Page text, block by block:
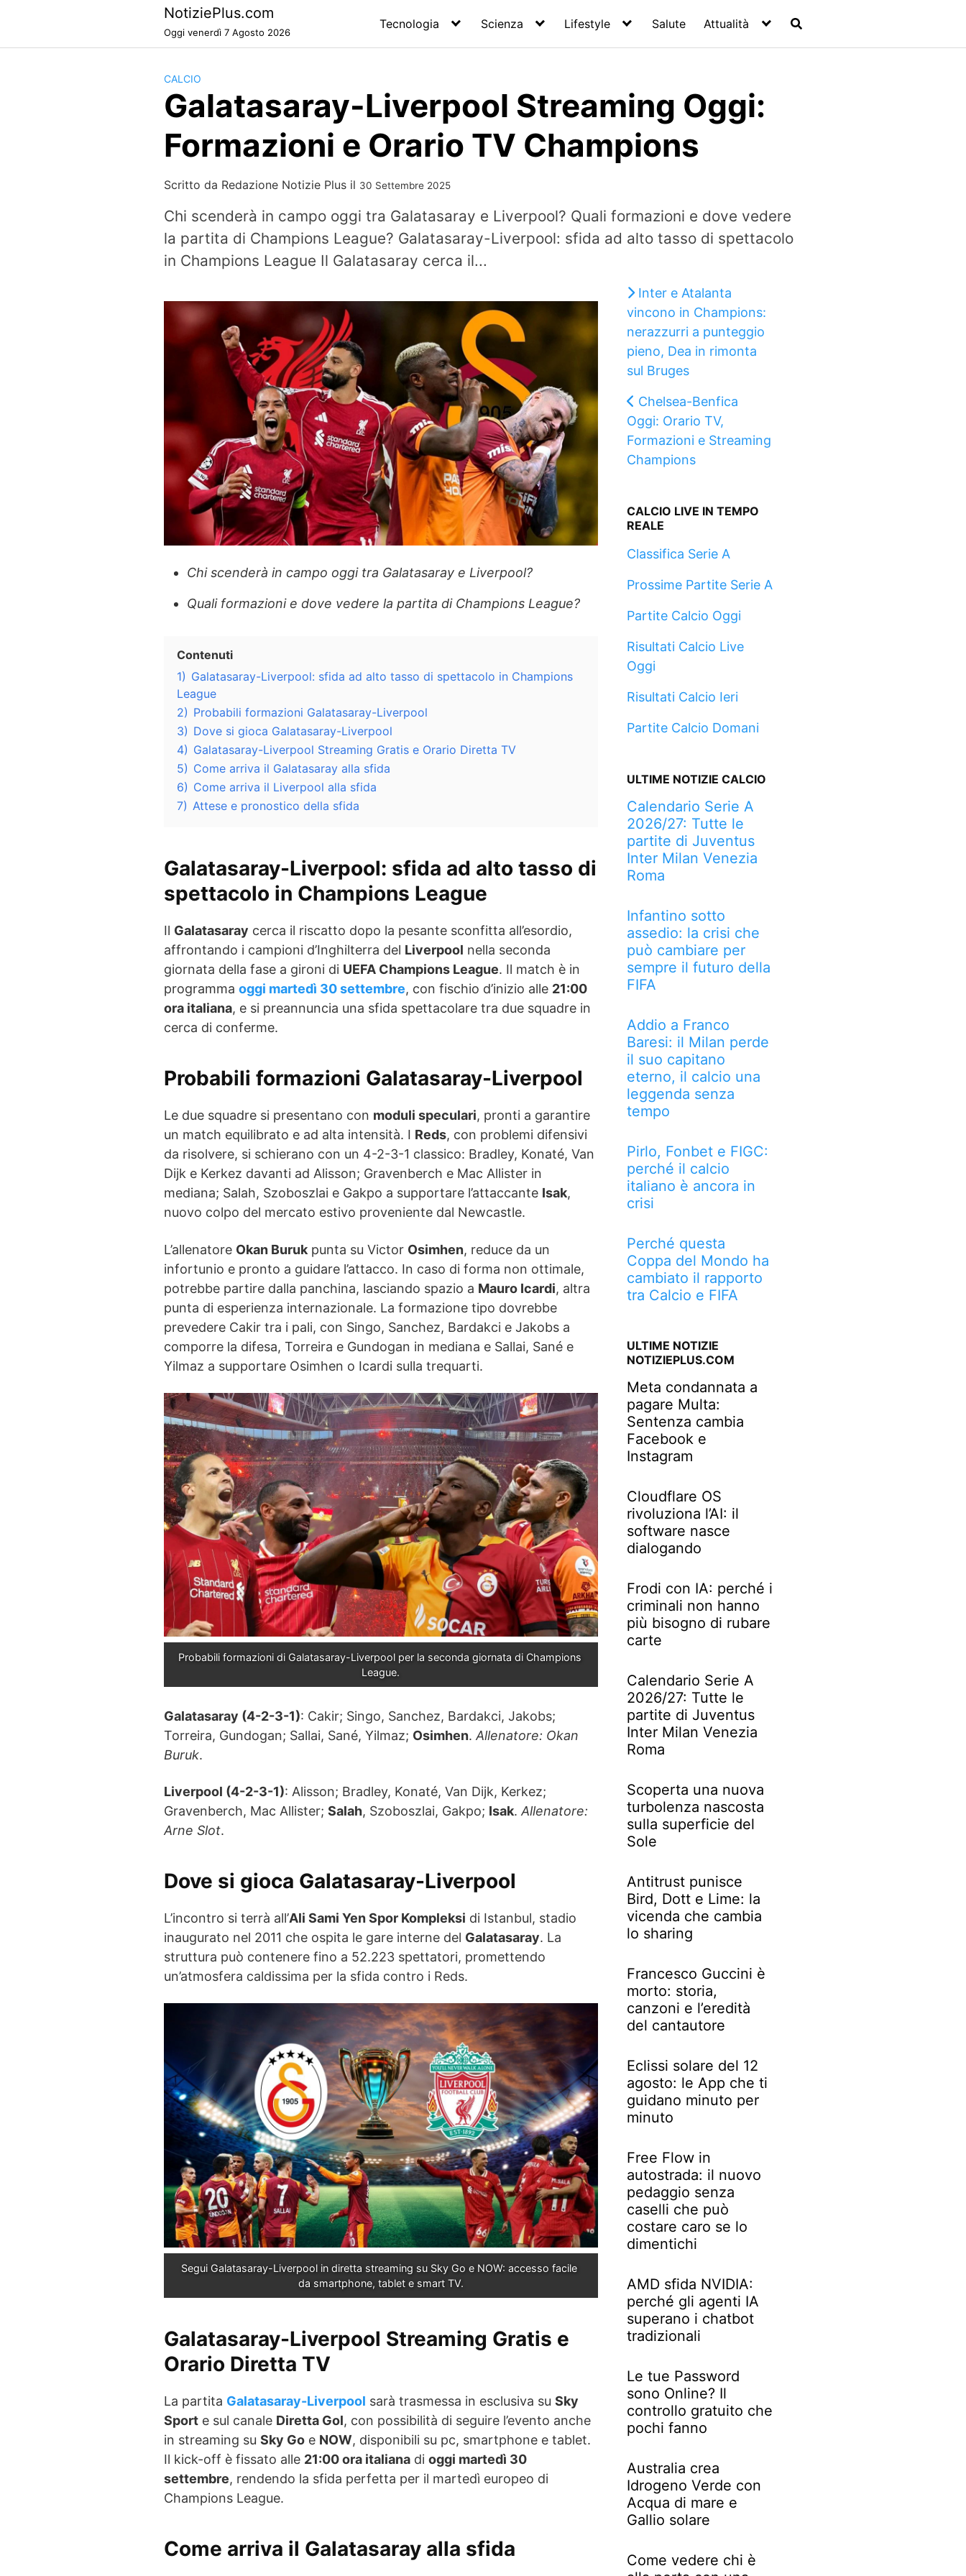
NotiziePlus.com
Oggi venerdì 7 Agosto 2026
Tecnologia Scienza Lifestyle Salute Attualità
CALCIO
Galatasaray-Liverpool Streaming Oggi:
Formazioni e Orario TV Champions
Scritto da Redazione Notizie Plus il 30 Settembre 2025
Chi scenderà in campo oggi tra Galatasaray e Liverpool? Quali formazioni e dove vedere
la partita di Champions League? Galatasaray-Liverpool: sfida ad alto tasso di spettacolo
in Champions League Il Galatasaray cerca il...
Chi scenderà in campo oggi tra Galatasaray e Liverpool?
Quali formazioni e dove vedere la partita di Champions League?
Contenuti
1) Galatasaray-Liverpool: sfida ad alto tasso di spettacolo in Champions
League
2) Probabili formazioni Galatasaray-Liverpool
3) Dove si gioca Galatasaray-Liverpool
4) Galatasaray-Liverpool Streaming Gratis e Orario Diretta TV
5) Come arriva il Galatasaray alla sfida
6) Come arriva il Liverpool alla sfida
7) Attese e pronostico della sfida
Galatasaray-Liverpool: sfida ad alto tasso di
spettacolo in Champions League
Il Galatasaray cerca il riscatto dopo la pesante sconfitta all’esordio,
affrontando i campioni d’Inghilterra del Liverpool nella seconda
giornata della fase a gironi di UEFA Champions League. Il match è in
programma oggi martedì 30 settembre, con fischio d’inizio alle 21:00
ora italiana, e si preannuncia una sfida spettacolare tra due squadre in
cerca di conferme.
Probabili formazioni Galatasaray-Liverpool
Le due squadre si presentano con moduli speculari, pronti a garantire
un match equilibrato e ad alta intensità. I Reds, con problemi difensivi
da risolvere, si schierano con un 4-2-3-1 classico: Bradley, Konaté, Van
Dijk e Kerkez davanti ad Alisson; Gravenberch e Mac Allister in
mediana; Salah, Szoboszlai e Gakpo a supportare l’attaccante Isak,
nuovo colpo del mercato estivo proveniente dal Newcastle.
L’allenatore Okan Buruk punta su Victor Osimhen, reduce da un
infortunio e pronto a guidare l’attacco. In caso di forma non ottimale,
potrebbe partire dalla panchina, lasciando spazio a Mauro Icardi, altra
punta di esperienza internazionale. La formazione tipo dovrebbe
prevedere Cakir tra i pali, con Singo, Sanchez, Bardakci e Jakobs a
comporre la difesa, Torreira e Gundogan in mediana e Sallai, Sané e
Yilmaz a supportare Osimhen o Icardi sulla trequarti.
Probabili formazioni di Galatasaray-Liverpool per la seconda giornata di Champions
League.
Galatasaray (4-2-3-1): Cakir; Singo, Sanchez, Bardakci, Jakobs;
Torreira, Gundogan; Sallai, Sané, Yilmaz; Osimhen.Allenatore: Okan
Buruk.
Liverpool (4-2-3-1): Alisson; Bradley, Konaté, Van Dijk, Kerkez;
Gravenberch, Mac Allister; Salah, Szoboszlai, Gakpo; Isak. Allenatore:
Arne Slot.
Dove si gioca Galatasaray-Liverpool
L’incontro si terrà all’Ali Sami Yen Spor Kompleksi di Istanbul, stadio
inaugurato nel 2011 che ospita le gare interne del Galatasaray. La
struttura può contenere fino a 52.223 spettatori, promettendo
un’atmosfera caldissima per la sfida contro i Reds.
Segui Galatasaray-Liverpool in diretta streaming su Sky Go e NOW: accesso facile
da smartphone, tablet e smart TV.
Galatasaray-Liverpool Streaming Gratis e
Orario Diretta TV
La partita Galatasaray-Liverpool sarà trasmessa in esclusiva su Sky
Sport e sul canale Diretta Gol, con possibilità di seguire l’evento anche
in streaming su Sky Go e NOW, disponibili su pc, smartphone e tablet.
Il kick-off è fissato alle 21:00 ora italiana di oggi martedì 30
settembre, rendendo la sfida perfetta per il martedì europeo di
Champions League.
Come arriva il Galatasaray alla sfida
Inter e Atalanta
vincono in Champions:
nerazzurri a punteggio
pieno, Dea in rimonta
sul Bruges
Chelsea-Benfica
Oggi: Orario TV,
Formazioni e Streaming
Champions
CALCIO LIVE IN TEMPO
REALE
Classifica Serie A
Prossime Partite Serie A
Partite Calcio Oggi
Risultati Calcio Live
Oggi
Risultati Calcio Ieri
Partite Calcio Domani
ULTIME NOTIZIE CALCIO
Calendario Serie A
2026/27: Tutte le
partite di Juventus
Inter Milan Venezia
Roma
Infantino sotto
assedio: la crisi che
può cambiare per
sempre il futuro della
FIFA
Addio a Franco
Baresi: il Milan perde
il suo capitano
eterno, il calcio una
leggenda senza
tempo
Pirlo, Fonbet e FIGC:
perché il calcio
italiano è ancora in
crisi
Perché questa
Coppa del Mondo ha
cambiato il rapporto
tra Calcio e FIFA
ULTIME NOTIZIE
NOTIZIEPLUS.COM
Meta condannata a
pagare Multa:
Sentenza cambia
Facebook e
Instagram
Cloudflare OS
rivoluziona l’AI: il
software nasce
dialogando
Frodi con IA: perché i
criminali non hanno
più bisogno di rubare
carte
Calendario Serie A
2026/27: Tutte le
partite di Juventus
Inter Milan Venezia
Roma
Scoperta una nuova
turbolenza nascosta
sulla superficie del
Sole
Antitrust punisce
Bird, Dott e Lime: la
vicenda che cambia
lo sharing
Francesco Guccini è
morto: storia,
canzoni e l’eredità
del cantautore
Eclissi solare del 12
agosto: le App che ti
guidano minuto per
minuto
Free Flow in
autostrada: il nuovo
pedaggio senza
caselli che può
costare caro se lo
dimentichi
AMD sfida NVIDIA:
perché gli agenti IA
superano i chatbot
tradizionali
Le tue Password
sono Online? Il
controllo gratuito che
pochi fanno
Australia crea
Idrogeno Verde con
Acqua di mare e
Gallio solare
Come vedere chi è